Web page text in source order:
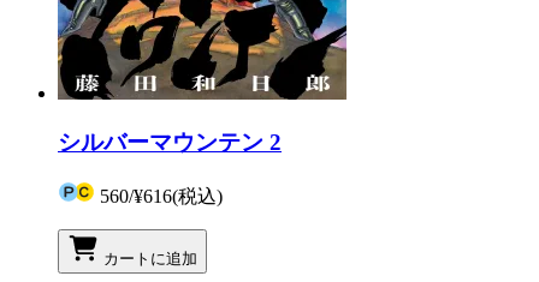
シルバーマウンテン 2
560/¥616(税込)
カートに追加